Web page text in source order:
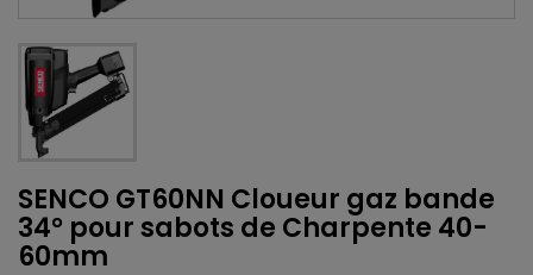
SENCO GT60NN Cloueur gaz bande
34° pour sabots de Charpente 40-
60mm